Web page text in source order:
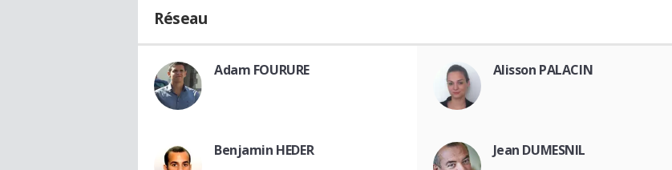
Réseau
Adam FOURURE Alisson PALACIN
Benjamin HEDER Jean DUMESNIL